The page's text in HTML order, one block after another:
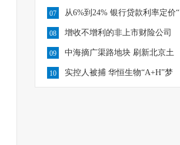
07 从6%到24% 银行贷款利率定价“
08 增收不增利的非上市财险公司
09 中海摘广渠路地块 刷新北京土
10 实控人被捕 华恒生物“A+H”梦